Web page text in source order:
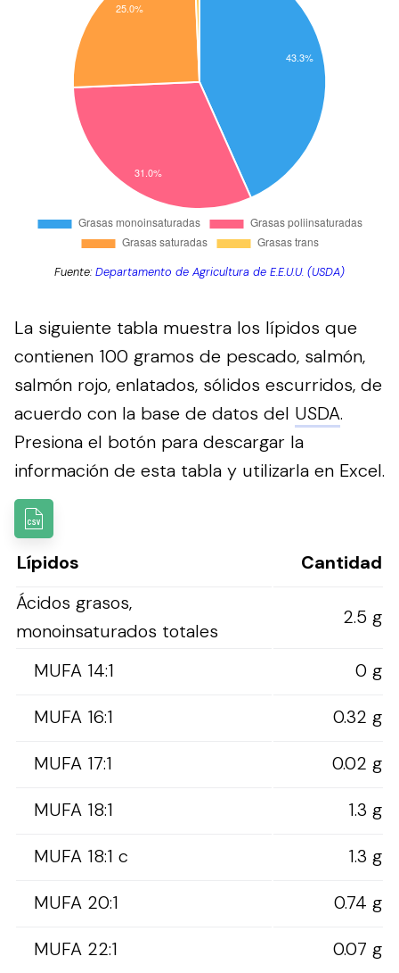
Fuente:Departamento de Agricultura de E.E.U.U. (USDA)
La siguiente tabla muestra los lípidos que
contienen 100 gramos de pescado, salmón,
salmón rojo, enlatados, sólidos escurridos, de
acuerdo con la base de datos del USDA.
Presiona el botón para descargar la
información de esta tabla y utilizarla en Excel.
Lípidos
Cantidad
Ácidos grasos,
monoinsaturados totales
2.5 g
MUFA 14:1
0 g
MUFA 16:1
0.32 g
MUFA 17:1
0.02 g
MUFA 18:1
1.3 g
MUFA 18:1 c
1.3 g
MUFA 20:1
0.74 g
MUFA 22:1
0.07 g